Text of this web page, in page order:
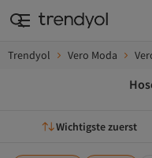
Trendyol Vero Moda
Wichtigste zuerst